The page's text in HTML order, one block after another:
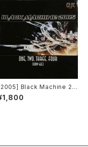
Black Machine 20
– One, Two, Three, F
(How Gee) [PLM Rec